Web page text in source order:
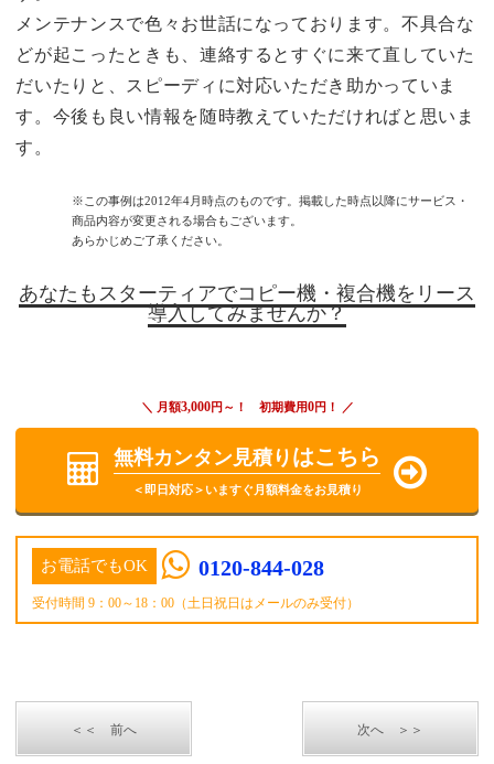
メンテナンスで色々お世話になっております。不具合な
どが起こったときも、連絡するとすぐに来て直していた
だいたりと、スピーディに対応いただき助かっていま
す。今後も良い情報を随時教えていただければと思いま
す。
※この事例は2012年4月時点のものです。掲載した時点以降にサービス・
商品内容が変更される場合もございます。
あらかじめご了承ください。
あなたもスターティアでコピー機・複合機をリース
導入してみませんか？
＼ 月額3,000円～！ 初期費用0円！ ／
無料カンタン見積り はこちら
＜即日対応＞いますぐ月額料金をお見積り
お電話でもOK 0120-844-028
受付時間 9：00～18：00（土日祝日はメールのみ受付）
＜＜ 前へ 次へ ＞＞